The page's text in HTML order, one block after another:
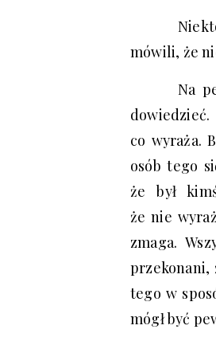
mówili, że
Na
co wyraża.
osób tego
że był
że nie
zmaga.
przekonani,
tego w
mógł być